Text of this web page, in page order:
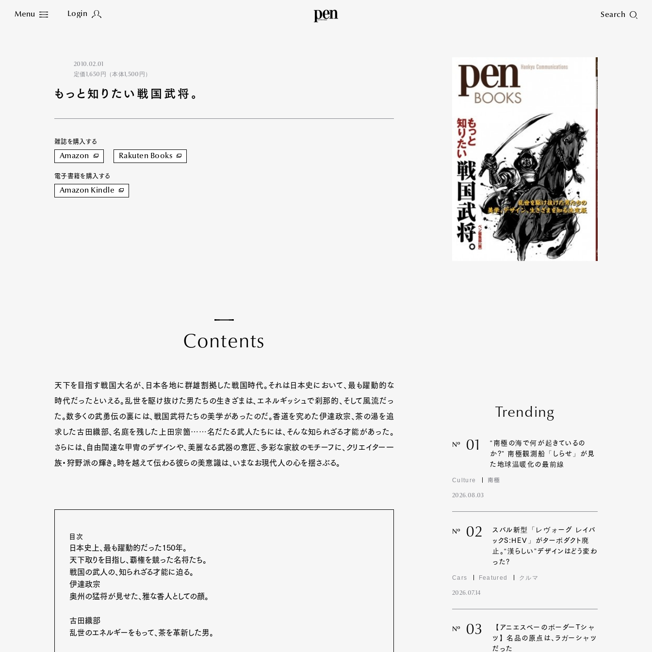
Menu Login Search
Close
2010.02.01
定価1,650円（本体1,500円）
もっと知りたい戦国武将。
雑誌を購入する
Amazon Rakuten Books
電子書籍を購入する
Amazon Kindle
Contents
天下を目指す戦国大名が、日本各地に群雄割拠した戦国時代。それは日本史において、最も躍動的な
時代だったといえる。乱世を駆け抜けた男たちの生きざまは、エネルギッシュで刹那的、そして風流だっ
た。数多くの武勇伝の裏には、戦国武将たちの美学があったのだ。香道を究めた伊達政宗、茶の湯を追
求した古田織部、名庭を残した上田宗箇……名だたる武人たちには、そんな知られざる才能があった。
さらには、自由闊達な甲冑のデザインや、美麗なる武器の意匠、多彩な家紋のモチーフに、クリエイター一
族・狩野派の輝き。時を越えて伝わる彼らの美意識は、いまなお現代人の心を揺さぶる。
目次
日本史上、最も躍動的だった150年。
天下取りを目指し、覇権を競った名将たち。
戦国の武人の、知られざる才能に迫る。
伊達政宗
奥州の猛将が見せた、雅な香人としての顔。
古田織部
乱世のエネルギーをもって、茶を革新した男。
Trending
Nº 01
“南極の海で何が起きているの
か?” 南極観測船「しらせ」が見
た地球温暖化の最前線
Culture 南極
2026.08.03
Nº 02
スバル新型「レヴォーグ レイバ
ックS:HEV」がターボダクト廃
止。“漢らしい”デザインはどう変わ
った?
Cars Featured クルマ
2026.07.14
Nº 03
【アニエスベーのボーダーTシャ
ツ】名品の原点は、ラガーシャツ
だった